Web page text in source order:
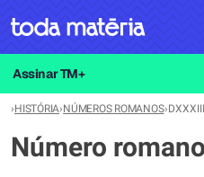
Assinar TM+
›HISTÓRIA›NÚMEROS ROMANOS›DXXXIII
Número